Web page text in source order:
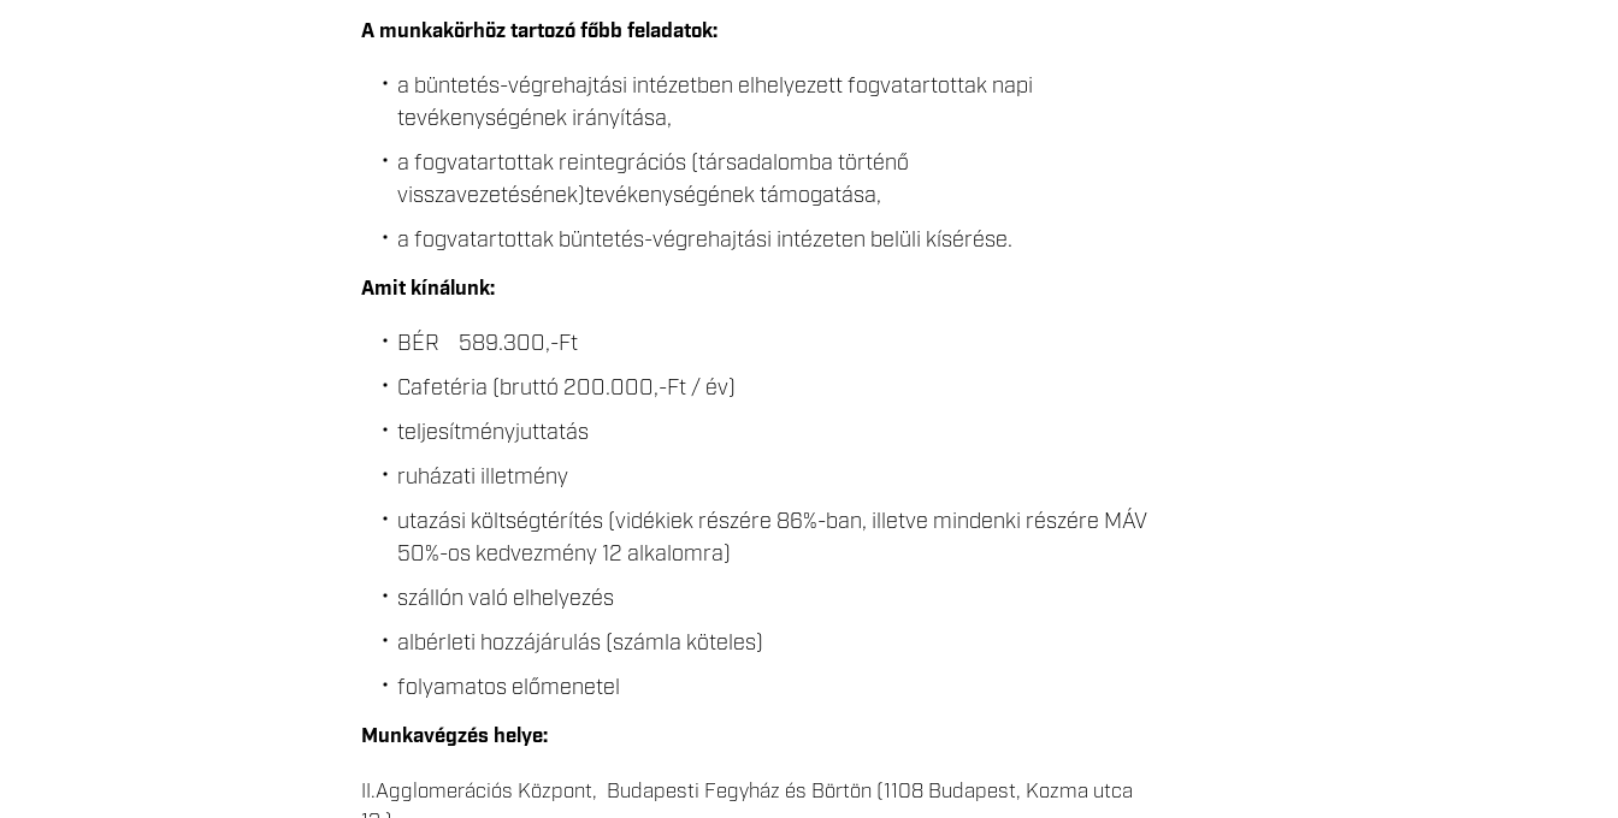
A munkakörhöz tartozó főbb feladatok:
a büntetés-végrehajtási intézetben elhelyezett fogvatartottak napi
tevékenységének irányítása,
a fogvatartottak reintegrációs (társadalomba történő
visszavezetésének)tevékenységének támogatása,
a fogvatartottak büntetés-végrehajtási intézeten belüli kísérése.
Amit kínálunk:
BÉR 589.300,-Ft
Cafetéria (bruttó 200.000,-Ft / év)
teljesítményjuttatás
ruházati illetmény
utazási költségtérítés (vidékiek részére 86%-ban, illetve mindenki részére MÁV
50%-os kedvezmény 12 alkalomra)
szállón való elhelyezés
albérleti hozzájárulás (számla köteles)
folyamatos előmenetel
Munkavégzés helye:
II.Agglomerációs Központ, Budapesti Fegyház és Börtön (1108 Budapest, Kozma utca